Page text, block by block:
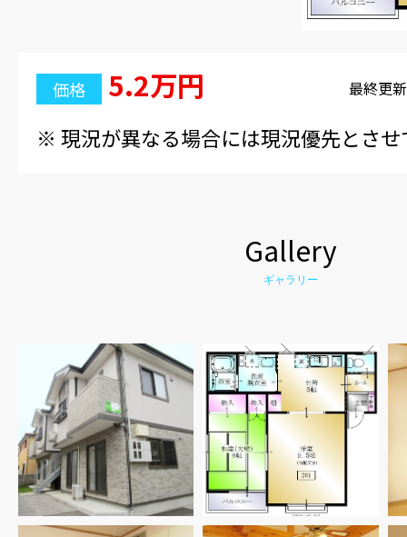
価格 5.2万円 最終更
※ 現況が異なる場合には現況優先とさせ
Gallery
ギャラリー